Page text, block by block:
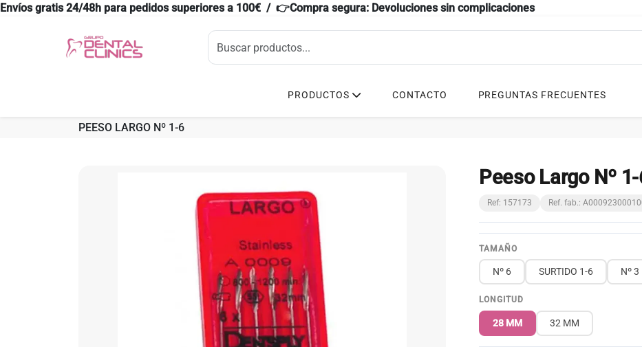
Envíos gratis 24/48h para pedidos superiores a 100€ / 👉Compra segura: Devoluciones sin complicaciones
PRODUCTOS CONTACTO PREGUNTAS FRECUENTES
PEESO LARGO Nº 1-6
Peeso Largo Nº
Ref: 157173 Ref. fab.:
TAMAÑO
Nº 6 SURTIDO 1-6 Nº 3
LONGITUD
28 MM 32 MM